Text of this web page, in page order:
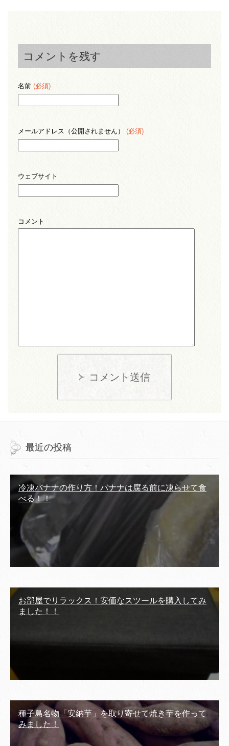
コメントを残す
名前 (必須)
メールアドレス（公開されません） (必須)
ウェブサイト
コメント
コメント送信
最近の投稿
冷凍バナナの作り方！バナナは腐る前に凍らせて食
べる！！
お部屋でリラックス！安価なスツールを購入してみ
ました！！
種子島名物「安納芋」を取り寄せて焼き芋を作って
みました！